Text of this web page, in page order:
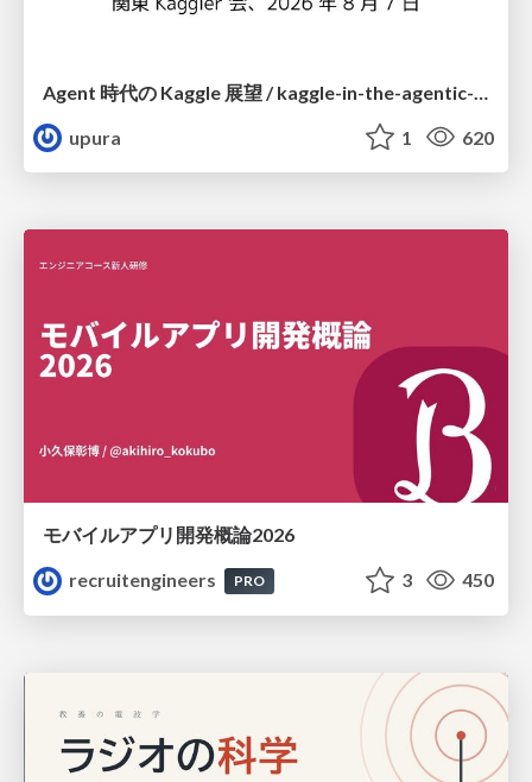
upura
1 620
モバイルアプリ開発概論2026
recruitengineers
PRO 3 450